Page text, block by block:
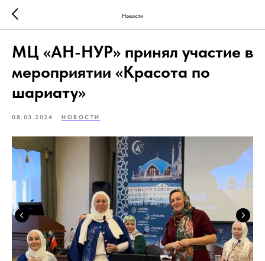
Новости
МЦ «АН-НУР» принял участие в
мероприятии «Красота по
шариату»
08.03.2024 НОВОСТИ